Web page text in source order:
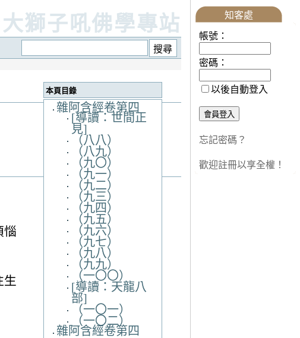
獅子吼佛學專站
本頁目錄
雜阿含經卷第四
[導讀：世間正
見]
（八八）
（八九）
（九〇）
（九一）
（九二）
（九三）
（九四）
（九五）
（九六）
（九七）
（九八）
（九九）
（一〇〇）
[導讀：天龍八
部]
（一〇一）
（一〇二）
雜阿含經卷第四
惱
生
知客處
帳號：
密碼：
以後自動登入
忘記密碼？
歡迎註冊以享全權！